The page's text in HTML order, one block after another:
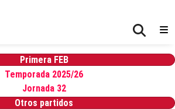
Primera FEB
Temporada 2025/26
Jornada 32
Otros partidos